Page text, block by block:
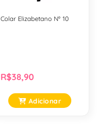
Colar Elizabetano Nº 10
R$38,90
Adicionar